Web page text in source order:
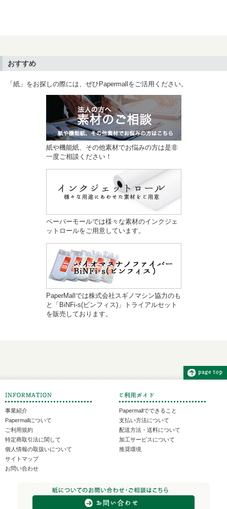
おすすめ
「紙」をお探しの際には、ぜひPapermallをご活用ください。
紙や機能紙、その他素材でお悩みの方は是非
一度ご相談ください！
ペーパーモールでは様々な素材のインクジェ
ットロールをご用意しています。
PaperMallでは株式会社スギノマシン協力のも
と「BiNFi-s(ビンフィス)」トライアルセット
を販売しております。
事業紹介
Papermallについて
ご利用規約
特定商取引法に関して
個人情報の取扱いについて
サイトマップ
お問い合わせ
Papermallでできること
支払い方法について
配送方法・送料について
加工サービスについて
推奨環境